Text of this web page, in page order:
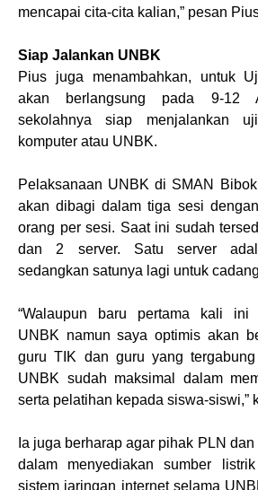
mencapai cita-cita kalian,” pesan
Siap Jalankan UNBK
Pius juga menambahkan, untuk
akan berlangsung pada 9-12
sekolahnya siap menjalankan
komputer atau UNBK.
Pelaksanaan UNBK di SMAN
akan dibagi dalam tiga sesi
orang per sesi. Saat ini sudah
dan 2 server. Satu server
sedangkan satunya lagi untuk
“Walaupun baru pertama kali ini
UNBK namun saya optimis akan
guru TIK dan guru yang
UNBK sudah maksimal dalam
serta pelatihan kepada siswa-siswi,”
Ia juga berharap agar pihak PLN dan
dalam menyediakan sumber
sistem jaringan internet selama